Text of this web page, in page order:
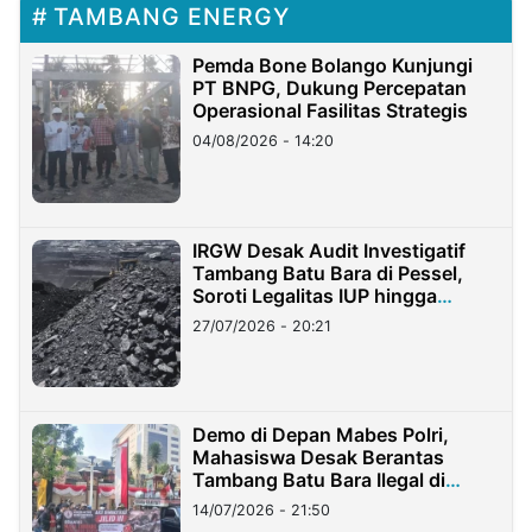
TAMBANG ENERGY
Pemda Bone Bolango Kunjungi
PT BNPG, Dukung Percepatan
Operasional Fasilitas Strategis
04/08/2026 - 14:20
IRGW Desak Audit Investigatif
Tambang Batu Bara di Pessel,
Soroti Legalitas IUP hingga
Stockpile
27/07/2026 - 20:21
Demo di Depan Mabes Polri,
Mahasiswa Desak Berantas
Tambang Batu Bara Ilegal di
Lampung
14/07/2026 - 21:50